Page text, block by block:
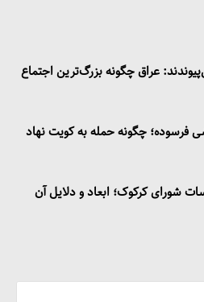
عراق چگونه بزرگ‌ترین اجتماع
فرسوده؛ چگونه حمله به کویت نهاد
شورای کرکوک؛ ابعاد و دلایل آن